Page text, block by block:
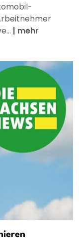
| mehr